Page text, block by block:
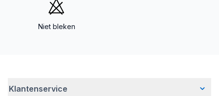
Niet bleken
Klantenservice